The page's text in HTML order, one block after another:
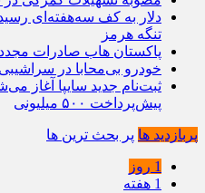
دلار به کف سه‌هفته‌ای
تنگه هرمز
پاکستان هاب صادرات مجدد
خودرو بی‌محابا در
پیش‌پرداخت ۵۰۰ میلیونی
پربازدید ها پر بحث ترین ها
1 روز
1 هفته